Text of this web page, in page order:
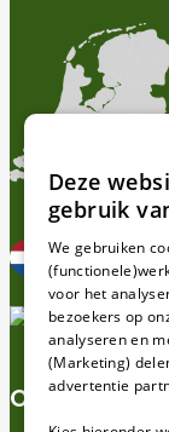
Over ons
Deze
gebruik
We gebruiken
voor het
bezoekers op
analyseren en
(Marketing)
advertentie